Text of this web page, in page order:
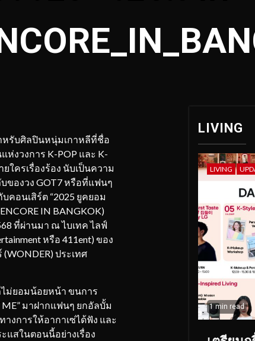
หรับศิลปินหนุ่มเกาหลีที่ชื่อ
งวงการ K-POP และ K-
ครเรื่องร้อง นับเป็นความ
ของวง GOT7หรือที่แฟนๆ
คอนเสิร์ต “2025 ยูคยอม
IN BANGKOK)
ที่ผ่านมา ณ ไบเทค ไลฟ์
หรือ 411ent) ของ
ประเทศ
ม่ยอมน้อยหน้า ขนการ
มาฝากแฟนๆ ยกอัลบั้ม
างการให้อากาเซ่ได้ฟัง และ
แสในตอนนี้อย่างเรื่อง
LIVING
LIVING
1 min read